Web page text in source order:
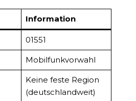
Information
01551
Mobilfunkvorwahl
Keine feste Region
(deutschlandweit)